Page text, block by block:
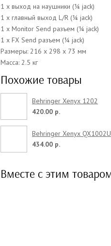
1 x выход на наушники (¼ jack)
1 x главный выход L/R (¼ jack)
1 x Monitor Send разъем (¼ jack)
1 x FX Send разъем (¼ jack)
Размеры: 216 x 298 x 73 мм
Масса: 2.5 кг
Похожие товары
Behringer Xenyx 1202
420.00 р.
Behringer Xenyx
434.00 р.
Вместе с этим